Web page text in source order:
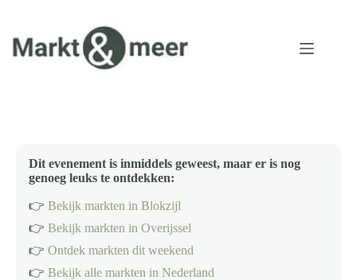
inhoud
Dit evenement is inmiddels geweest, maar er is nog
genoeg leuks te ontdekken:
👉 Bekijk markten in Blokzijl
👉 Bekijk markten in Overijssel
👉 Ontdek markten dit weekend
👉 Bekijk alle markten in Nederland